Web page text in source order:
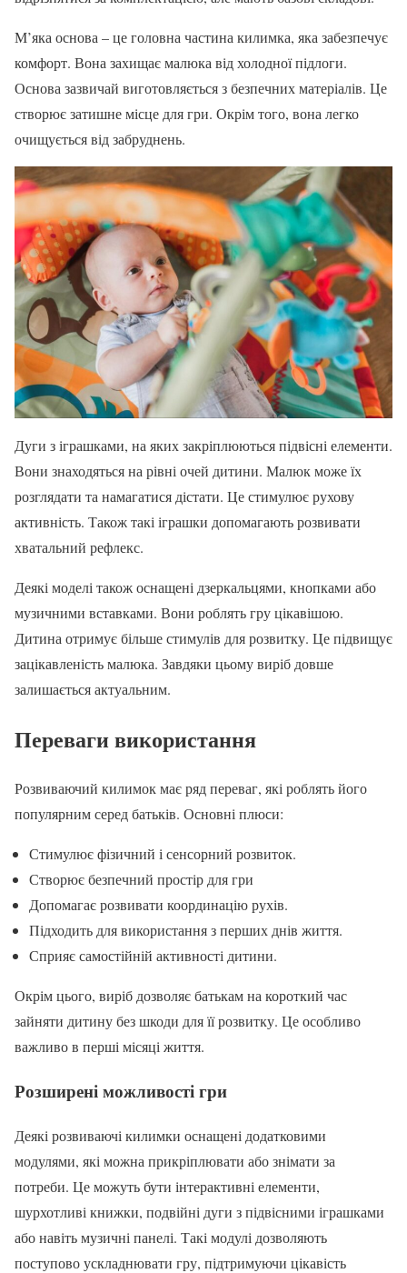
М’яка основа – це головна частина килимка, яка забезпечує
комфорт. Вона захищає малюка від холодної підлоги.
Основа зазвичай виготовляється з безпечних матеріалів. Це
створює затишне місце для гри. Окрім того, вона легко
очищується від забруднень.
Дуги з іграшками, на яких закріплюються підвісні елементи.
Вони знаходяться на рівні очей дитини. Малюк може їх
розглядати та намагатися дістати. Це стимулює рухову
активність. Також такі іграшки допомагають розвивати
хватальний рефлекс.
Деякі моделі також оснащені дзеркальцями, кнопками або
музичними вставками. Вони роблять гру цікавішою.
Дитина отримує більше стимулів для розвитку. Це підвищує
зацікавленість малюка. Завдяки цьому виріб довше
залишається актуальним.
Переваги використання
Розвиваючий килимок має ряд переваг, які роблять його
популярним серед батьків. Основні плюси:
Стимулює фізичний і сенсорний розвиток.
Створює безпечний простір для гри
Допомагає розвивати координацію рухів.
Підходить для використання з перших днів життя.
Сприяє самостійній активності дитини.
Окрім цього, виріб дозволяє батькам на короткий час
зайняти дитину без шкоди для її розвитку. Це особливо
важливо в перші місяці життя.
Розширені можливості гри
Деякі розвиваючі килимки оснащені додатковими
модулями, які можна прикріплювати або знімати за
потреби. Це можуть бути інтерактивні елементи,
шурхотливі книжки, подвійні дуги з підвісними іграшками
або навіть музичні панелі. Такі модулі дозволяють
поступово ускладнювати гру, підтримуючи цікавість